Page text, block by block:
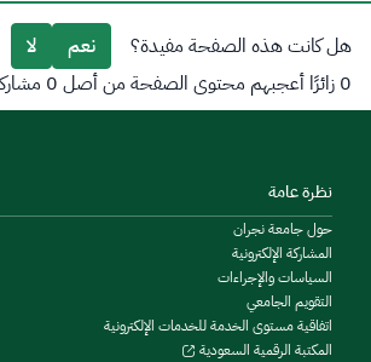
هل كانت هذه الصفحة مفيدة؟ نعم
لا
0 زائرًا أعجبهم محتوى الصفحة من أصل 0 مشاركة
نظرة عامة
حول جامعة نجران
المشاركة الإلكترونية
السياسات والإجراءات
التقويم الجامعي
اتفاقية مستوى الخدمة للخدمات الإلكترونية
المكتبة الرقمية السعودية